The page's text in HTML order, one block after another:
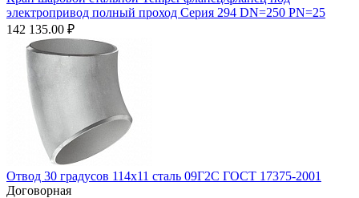
электропривод полный проход Серия 294 DN=250 PN=25
142 135.00 ₽
Отвод 30 градусов 114х11 сталь 09Г2С ГОСТ 17375-2001
Договорная